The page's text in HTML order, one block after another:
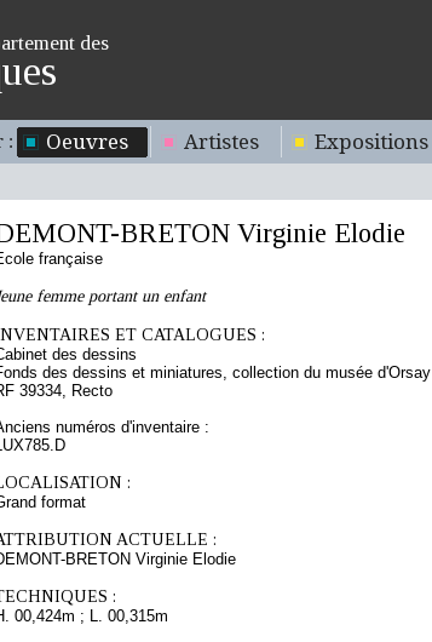
des
: Oeuvres Artistes Expositions
BRETON Virginie Elodie
française
femme portant un enfant
ET CATALOGUES :
des dessins
des dessins et miniatures, collection du musée d'Orsay
39334, Recto
numéros d'inventaire :
:
format
ACTUELLE :
BRETON Virginie Elodie
:
00,424m ; L. 00,315m